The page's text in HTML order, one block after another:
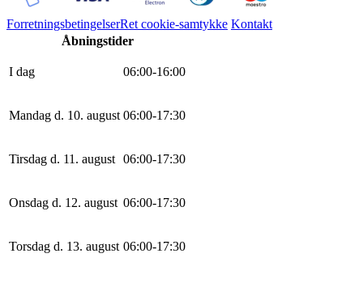
ForretningsbetingelserRet cookie-samtykke Kontakt
Åbningstider
I dag 06:00-16:00
Mandag d. 10. august 06:00-17:30
Tirsdag d. 11. august 06:00-17:30
Onsdag d. 12. august 06:00-17:30
Torsdag d. 13. august 06:00-17:30